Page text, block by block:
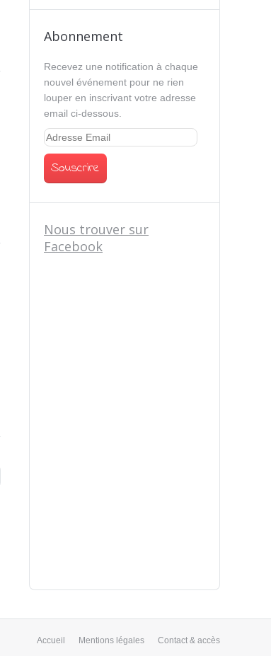
Abonnement
Recevez une notification à chaque
nouvel événement pour ne rien
louper en inscrivant votre adresse
email ci-dessous.
Nous trouver sur
Facebook
Accueil Mentions légales Contact & accès